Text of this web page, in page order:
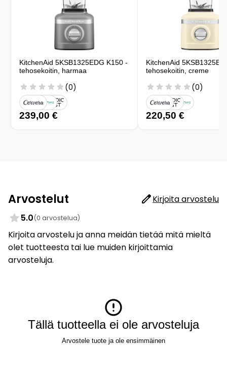
KitchenAid 5KSB1325EDG K150 -
tehosekoitin, harmaa
(0)
239,00 €
KitchenAid
tehosekoitin, creme
(0)
220,50 €
Arvostelut
Kirjoita arvostelu
5.0(0 arvostelua)
Kirjoita arvostelu ja anna meidän tietää mitä mieltä
olet tuotteesta tai lue muiden kirjoittamia
arvosteluja.
Tällä tuotteella ei ole arvosteluja
Arvostele tuote ja ole ensimmäinen